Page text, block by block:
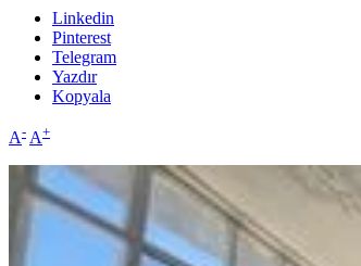
Linkedin
Pinterest
Telegram
Yazdır
Kopyala
A- A+